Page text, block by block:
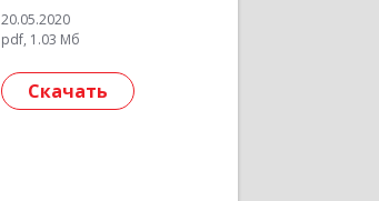
20.05.2020
pdf, 1.03 Мб
Скачать